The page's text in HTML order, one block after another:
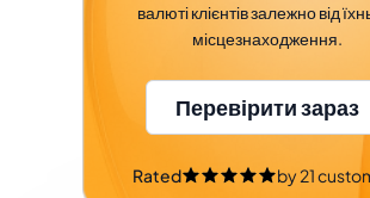
валюті клієнтів залежно від
місцезнаходження.
Перевірити зараз
Rated by21